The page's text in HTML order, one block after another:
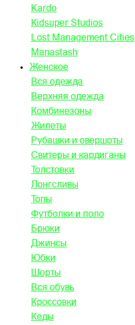
Kardo
Kidsuper Studios
Lost Management Cities
Manastash
Женское
Вся одежда
Верхняя одежда
Комбинезоны
Жилеты
Рубашки и овершоты
Свитеры и кардиганы
Толстовки
Лонгсливы
Топы
Футболки и поло
Брюки
Джинсы
Юбки
Шорты
Вся обувь
Кроссовки
Кеды